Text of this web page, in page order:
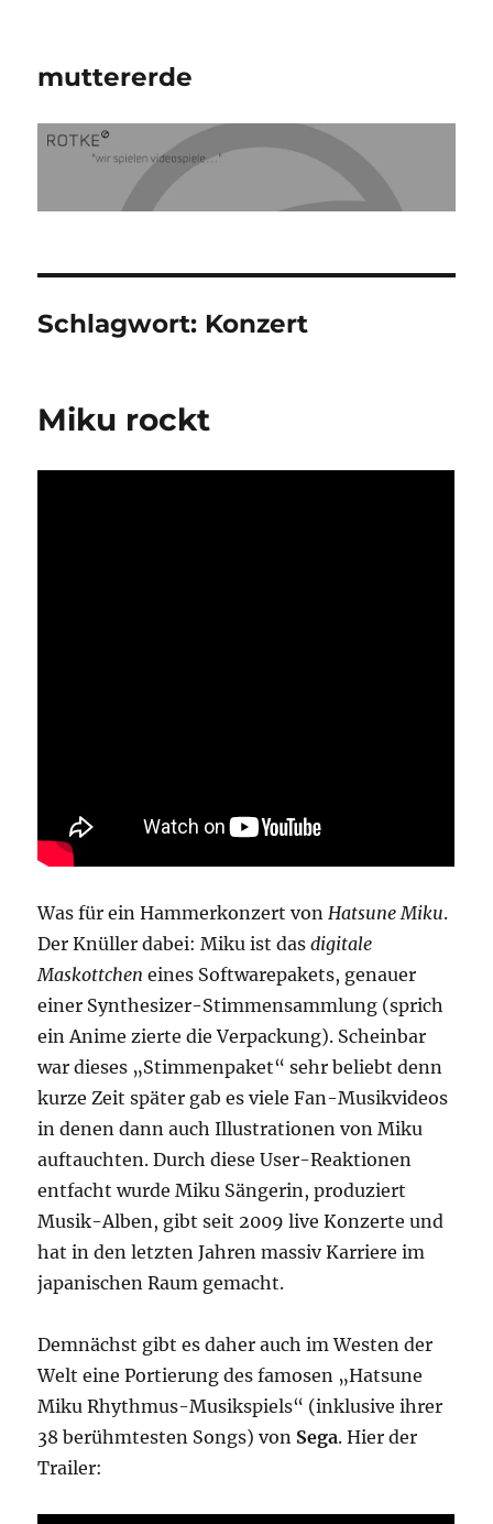
muttererde
Schlagwort: Konzert
Miku rockt
Was für ein Hammerkonzert von Hatsune Miku.
Der Knüller dabei: Miku ist dasdigitale
Maskottchen eines Softwarepakets, genauer
einer Synthesizer-Stimmensammlung (sprich
ein Anime zierte die Verpackung). Scheinbar
war dieses „Stimmenpaket“ sehr beliebt denn
kurze Zeit später gab es viele Fan-Musikvideos
in denen dann auch Illustrationen von Miku
auftauchten. Durch diese User-Reaktionen
entfacht wurde Miku Sängerin, produziert
Musik-Alben, gibt seit 2009 live Konzerte und
hat in den letzten Jahren massiv Karriere im
japanischen Raum gemacht.
Demnächst gibt es daher auch im Westen der
Welt eine Portierung des famosen „Hatsune
Miku Rhythmus-Musikspiels“ (inklusive ihrer
38 berühmtesten Songs) von Sega. Hier der
Trailer: